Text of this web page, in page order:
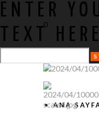
0
ANA
ENTER
TEXT HERE